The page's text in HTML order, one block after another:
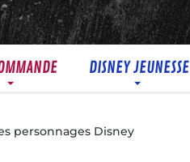
DISNEY JEUNESSE
personnages Disney